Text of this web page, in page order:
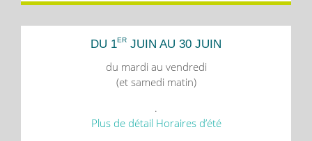
DU 1ER JUIN AU 30 JUIN
du mardi au vendredi
(et samedi matin)
.
Plus de détail Horaires d’été